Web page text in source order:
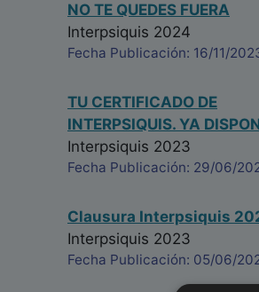
NO TE QUEDES FUERA
Interpsiquis 2024
Fecha Publicación: 16/11/
TU CERTIFICADO DE
INTERPSIQUIS. YA
Interpsiquis 2023
Fecha Publicación: 29/06/
Clausura Interpsiquis
Interpsiquis 2023
Fecha Publicación: 05/06/